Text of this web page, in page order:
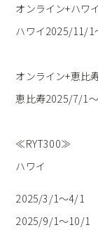
オンライン+ハワ
ハワイ2025/11/1
オンライン+恵比
恵比寿2025/7/1
≪RYT300≫
ハワイ
2025/3/1～4/1
2025/9/1〜10/1